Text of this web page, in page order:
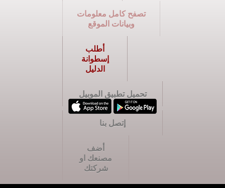
تصفح كامل معلومات
وبيانات الموقع
أطلب
إسطوانة
الدليل
تحميل تطبيق الموبيل
إتصل بنا
أضف
مصنعك او
شركتك